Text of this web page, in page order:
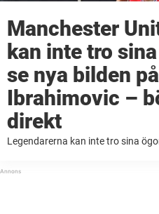
Manchester
kan inte tro
se nya bilden
Ibrahimovic –
direkt
Legendarerna kan inte tro sina